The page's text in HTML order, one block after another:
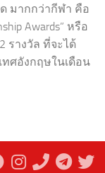
มากกว่ากีฬา คือ
Awards” หรือ
รางวัล ที่จะได้
ศอังกฤษในเดือน